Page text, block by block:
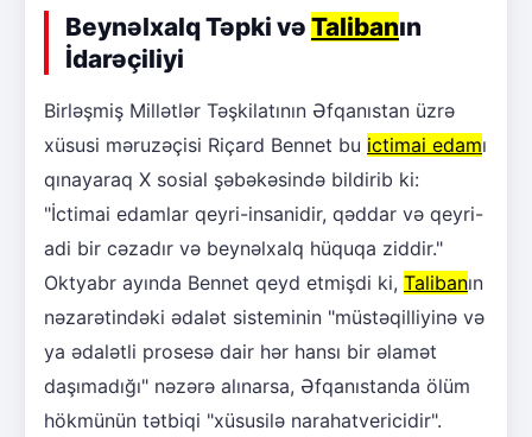
Beynəlxalq Təpki və Talibanın
İdarəçiliyi
Birləşmiş Millətlər Təşkilatının Əfqanıstan üzrə
xüsusi məruzəçisi Riçard Bennet bu ictimai edamı
qınayaraq X sosial şəbəkəsində bildirib ki:
"İctimai edamlar qeyri-insanidir, qəddar və qeyri-
adi bir cəzadır və beynəlxalq hüquqa ziddir."
Oktyabr ayında Bennet qeyd etmişdi ki, Talibanın
nəzarətindəki ədalət sisteminin "müstəqilliyinə və
ya ədalətli prosesə dair hər hansı bir əlamət
daşımadığı" nəzərə alınarsa, Əfqanıstanda ölüm
hökmünün tətbiqi "xüsusilə narahatvericidir".